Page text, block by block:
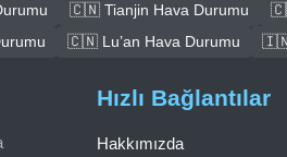
🇨🇳 Tianjin Hava Durumu
🇨🇳 Lu’an Hava Durumu 🇮🇳
Hızlı Bağlantılar
Hakkımızda